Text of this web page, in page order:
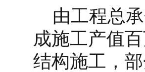
由工程总
成施工产值
结构施工，